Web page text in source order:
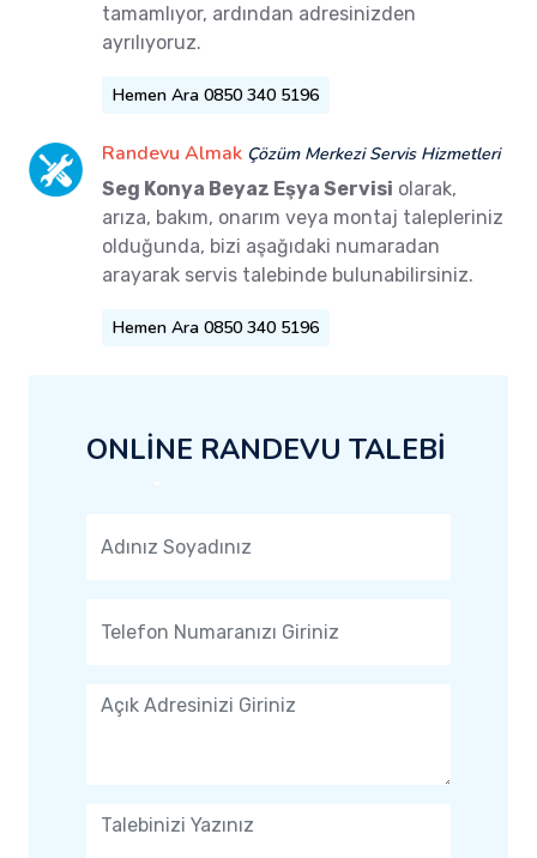
tamamlıyor, ardından adresinizden
ayrılıyoruz.
Hemen Ara 0850 340 5196
Randevu Almak Çözüm Merkezi Servis Hizmetleri
Seg Konya Beyaz Eşya Servisi olarak,
arıza, bakım, onarım veya montaj talepleriniz
olduğunda, bizi aşağıdaki numaradan
arayarak servis talebinde bulunabilirsiniz.
Hemen Ara 0850 340 5196
ONLİNE RANDEVU TALEBİ